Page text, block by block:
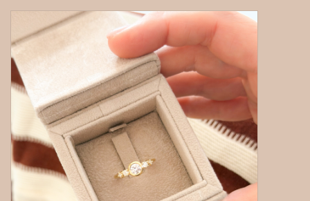
The Wedding collectie
Soulmates
Rouw- & asjuwelen
gepersonaliseerde juwelen
Armbanden